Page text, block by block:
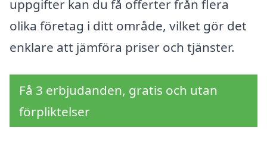
uppgifter kan du få offerter från flera
olika företag i ditt område, vilket gör det
enklare att jämföra priser och tjänster.
Få 3 erbjudanden, gratis och utan
förpliktelser